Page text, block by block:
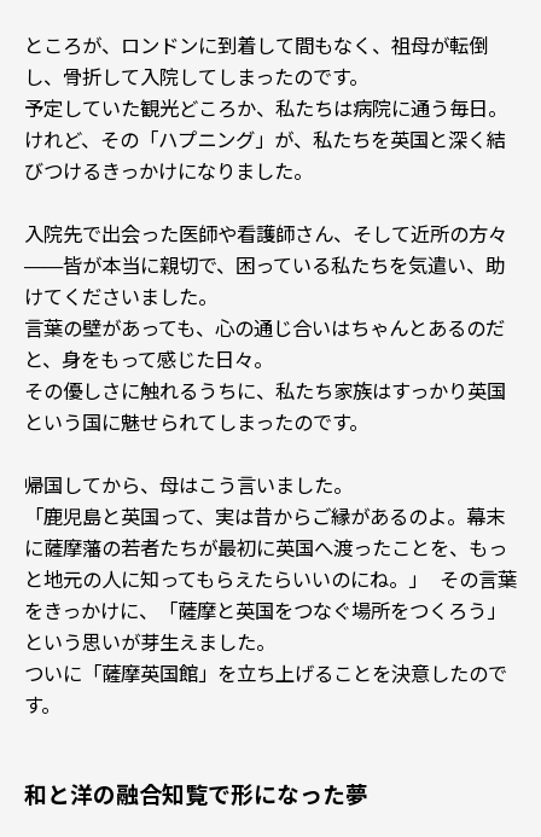
ところが、ロンドンに到着して間もなく、祖母が転倒
し、骨折して入院してしまったのです。
予定していた観光どころか、私たちは病院に通う毎日。
けれど、その「ハプニング」が、私たちを英国と深く結
びつけるきっかけになりました。
入院先で出会った医師や看護師さん、そして近所の方々
——皆が本当に親切で、困っている私たちを気遣い、助
けてくださいました。
言葉の壁があっても、心の通じ合いはちゃんとあるのだ
と、身をもって感じた日々。
その優しさに触れるうちに、私たち家族はすっかり英国
という国に魅せられてしまったのです。
帰国してから、母はこう言いました。
「鹿児島と英国って、実は昔からご縁があるのよ。幕末
に薩摩藩の若者たちが最初に英国へ渡ったことを、もっ
と地元の人に知ってもらえたらいいのにね。」 その言葉
をきっかけに、「薩摩と英国をつなぐ場所をつくろう」
という思いが芽生えました。
ついに「薩摩英国館」を立ち上げることを決意したので
す。
和と洋の融合――知覧で形になった夢